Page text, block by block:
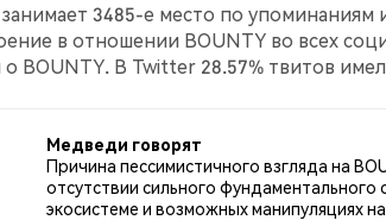
3485-е место по упоминаниям
в отношении BOUNTY во всех
BOUNTY. В Twitter 28.57% твитов
Медведи говорят
Причина пессимистичного взгляда на
отсутствии сильного фундаментального
экосистеме и возможных манипуляциях